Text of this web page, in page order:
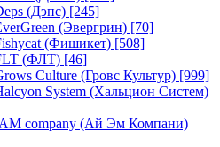
(Дэпс) [245]
(Эвергрин) [70]
(Фишикет) [508]
(ФЛТ) [46]
Culture (Гровс Культур) [999]
System (Хальцион Систем)
company (Ай Эм Компани)